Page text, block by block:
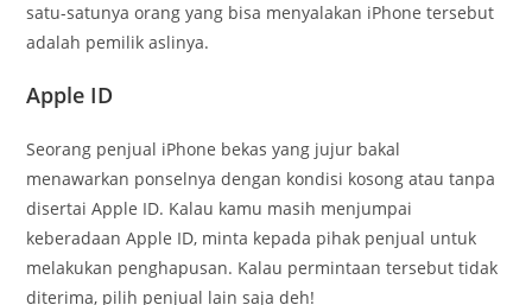
satu-satunya orang yang bisa menyalakan iPhone tersebut
adalah pemilik aslinya.
Apple ID
Seorang penjual iPhone bekas yang jujur bakal
menawarkan ponselnya dengan kondisi kosong atau tanpa
disertai Apple ID. Kalau kamu masih menjumpai
keberadaan Apple ID, minta kepada pihak penjual untuk
melakukan penghapusan. Kalau permintaan tersebut tidak
diterima, pilih penjual lain saja deh!